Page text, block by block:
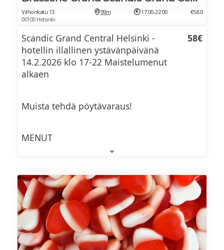
Vilhonkatu 13
00100 Helsinki
99m 17:00-22:00 €58.0
Scandic Grand Central Helsinki -
hotellin illallinen ystävänpäivänä
14.2.2026 klo 17-22 Maistelumenut
alkaen
58€
Muista tehdä pöytävaraus!
MENUT
Toast Skagen:
käsinkuorittuja katkarapuja, briossileipää
ja muikunmätiä (L)